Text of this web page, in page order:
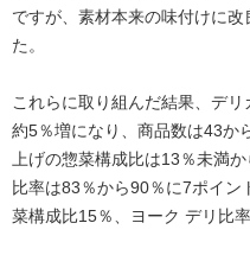
ですが、素材本来の味付けに
た。
これらに取り組んだ結果、デ
約5％増になり、商品数は43か
上げの惣菜構成比は13％未満
比率は83％から90％に7ポイ
菜構成比15％、ヨーク デリ比